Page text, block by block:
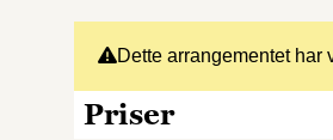
Dette arrangementet har
Priser